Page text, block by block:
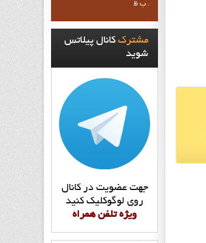
ب ظ .
مشترک کانال پيلاتس
شويد
جهت عضويت در کانال
روي لوگوکليک کنيد
ويژه تلفن همراه